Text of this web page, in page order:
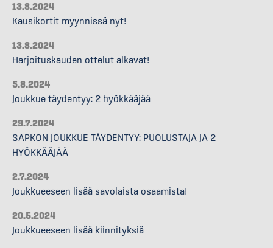
13.8.2024
Kausikortit myynnissä nyt!
13.8.2024
Harjoituskauden ottelut alkavat!
5.8.2024
Joukkue täydentyy: 2 hyökkääjää
29.7.2024
SAPKON JOUKKUE TÄYDENTYY: PUOLUSTAJA JA 2
HYÖKKÄÄJÄÄ
2.7.2024
Joukkueeseen lisää savolaista osaamista!
20.5.2024
Joukkueeseen lisää kiinnityksiä